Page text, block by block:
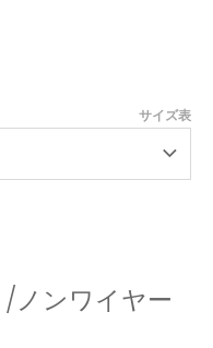
サイズ表
ノンワイヤー